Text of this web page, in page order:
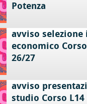
Potenza
avviso selezione
economico
26/27
avviso
studio Corso L14